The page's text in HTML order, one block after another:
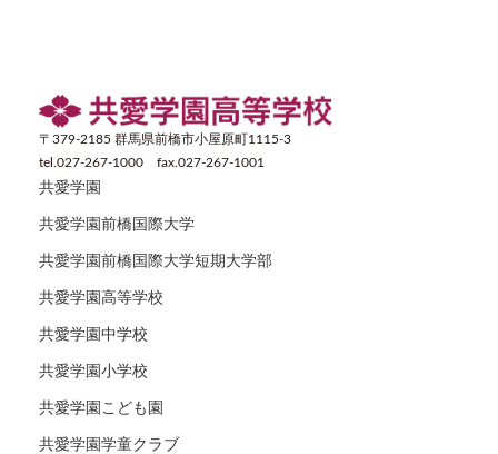
〒379-2185 群馬県前橋市小屋原町1115-3
tel.027-267-1000 fax.027-267-1001
共愛学園
共愛学園前橋国際大学
共愛学園前橋国際大学短期大学部
共愛学園高等学校
共愛学園中学校
共愛学園小学校
共愛学園こども園
共愛学園学童クラブ